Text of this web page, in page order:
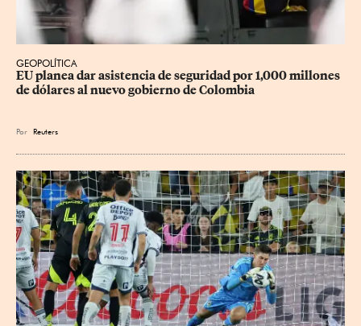
GEOPOLÍTICA
EU planea dar asistencia de seguridad por 1,000 millones
de dólares al nuevo gobierno de Colombia
Por Reuters